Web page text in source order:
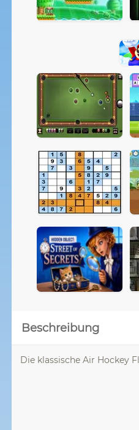
Beschreibung
Die klassische Air Hockey